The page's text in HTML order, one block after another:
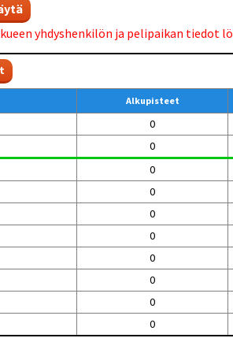
yhdyshenkilön ja pelipaikan tiedot
Alkupisteet
0
0
0
0
0
0
0
0
0
0